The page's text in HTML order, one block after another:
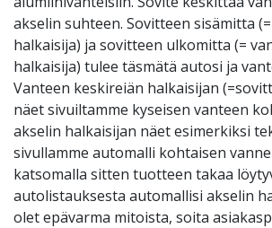
akselin suhteen. Sovitteen sisämitta
halkaisija) ja sovitteen ulkomitta (=
halkaisija) tulee täsmätä autosi ja
Vanteen keskireiän halkaisijan
näet sivuiltamme kyseisen vanteen
akselin halkaisijan näet esimerkiksi
sivullamme automalli kohtaisen
katsomalla sitten tuotteen takaa
autolistauksesta automallisi akselin
olet epävarma mitoista, soita